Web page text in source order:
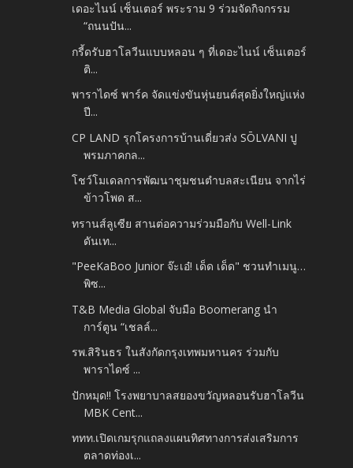
เดอะไนน์ เซ็นเตอร์ พระราม 9 ร่วมจัดกิจกรรม
“ถนนปัน...
กรี้ดรับฮาโลวีนแบบหลอน ๆ ที่เดอะไนน์ เซ็นเตอร์
ติ...
พาราไดซ์ พาร์ค จัดแข่งขันหุ่นยนต์สุดยิ่งใหญ่แห่ง
ปี...
CP LAND รุกโครงการบ้านเดี่ยวส่ง SŌLVANI ปู
พรมภาคกล...
โชว์โมเดลการพัฒนาชุมชนตำบลสะเนียน จากไร่
ข้าวโพด ส...
ทรานส์ลูเซีย สานต่อความร่วมมือกับ Well-Link
ดันเท...
"PeeKaBoo Junior จ๊ะเอ๋! เด็ด เด็ด" ชวนทำเมนู…
พิซ...
T&B Media Global จับมือ Boomerang นำ
การ์ตูน “เชลล์...
รพ.สิรินธร ในสังกัดกรุงเทพมหานคร ร่วมกับ
พาราไดซ์ ...
ปักหมุด!! โรงพยาบาลสยองขวัญหลอนรับฮาโลวีน
MBK Cent...
ททท.เปิดเกมรุกแถลงแผนทิศทางการส่งเสริมการ
ตลาดท่องเ...